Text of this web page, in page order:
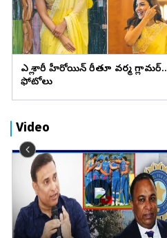
ఎల్లో శారీలో హీరోయిన్ రీతూ వర్మ గ్లామర్..
ఫోటోలు
Video